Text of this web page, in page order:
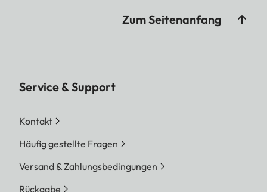
Zum Seitenanfang
Service & Support
Kontakt
Häufig gestellte Fragen
Versand & Zahlungsbedingungen
Rückgabe